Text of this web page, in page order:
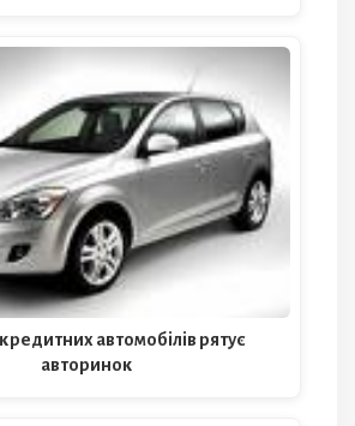
автомобілів рятує
авторинок